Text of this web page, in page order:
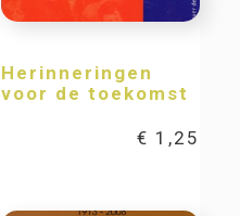
Herinneringen
voor de toekomst
€ 1,25